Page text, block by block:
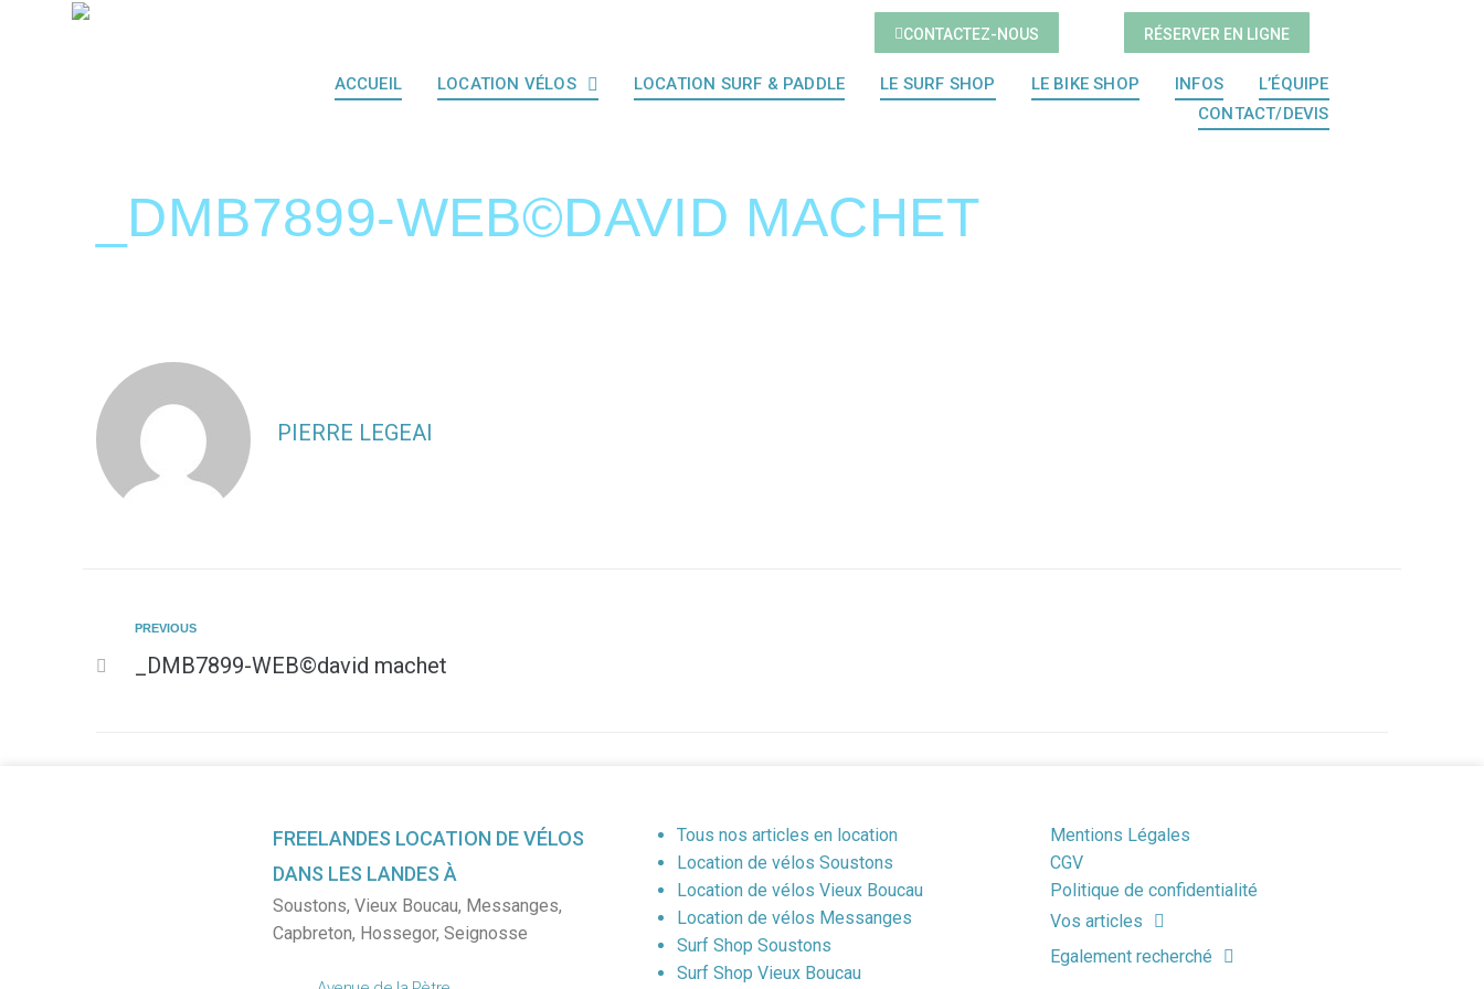
CONTACTEZ-NOUS RÉSERVER EN LIGNE
ACCUEIL LOCATION VÉLOS LOCATION SURF & PADDLE LE SURF SHOP LE BIKE SHOP INFOS
L’ÉQUIPE
CONTACT/DEVIS
_DMB7899-WEB©DAVID MACHET
PIERRE LEGEAI
PREVIOUS
_DMB7899-WEB©david machet
FREELANDES LOCATION DE VÉLOS
DANS LES LANDES À
Soustons,Vieux Boucau, Messanges,
Capbreton, Hossegor,Seignosse
Tous nos articles en location
Location de vélos Soustons
Location de vélos Vieux Boucau
Location de vélos Messanges
Surf Shop Soustons
Surf Shop Vieux Boucau
Mentions Légales
CGV
Politique de confidentialité
Vos articles
Egalement recherché